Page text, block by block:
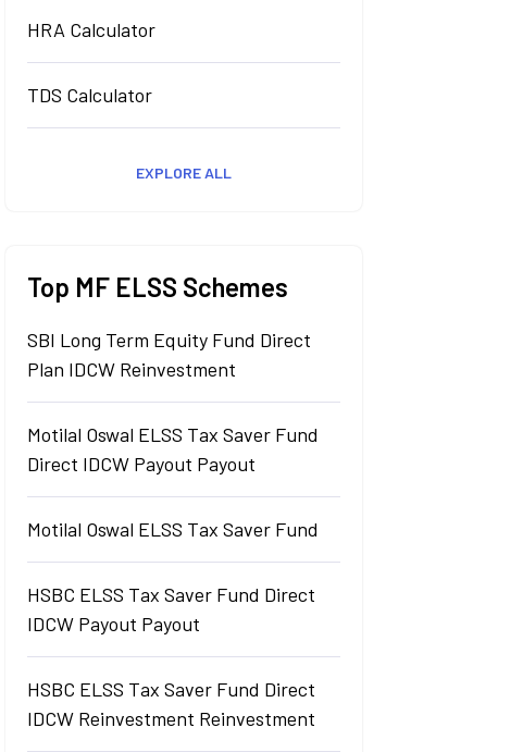
HRA Calculator
TDS Calculator
EXPLORE ALL
Top MF ELSS Schemes
SBI Long Term Equity Fund Direct
Plan IDCW Reinvestment
Motilal Oswal ELSS Tax Saver Fund
Direct IDCW Payout Payout
Motilal Oswal ELSS Tax Saver Fund
HSBC ELSS Tax Saver Fund Direct
IDCW Payout Payout
HSBC ELSS Tax Saver Fund Direct
IDCW Reinvestment Reinvestment